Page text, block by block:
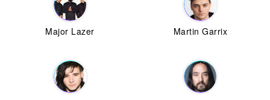
Major Lazer Martin Garrix